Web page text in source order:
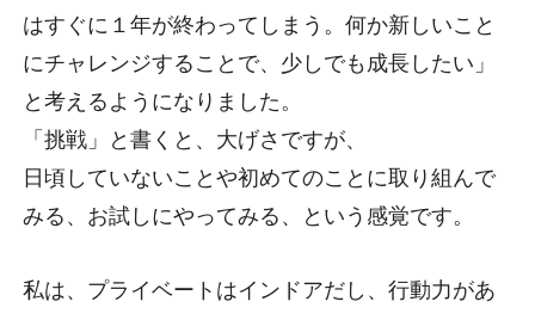
はすぐに１年が終わってしまう。何か新しいこと
にチャレンジすることで、少しでも成長したい」
と考えるようになりました。
「挑戦」と書くと、大げさですが、
日頃していないことや初めてのことに取り組んで
みる、お試しにやってみる、という感覚です。
私は、プライベートはインドアだし、行動力があ